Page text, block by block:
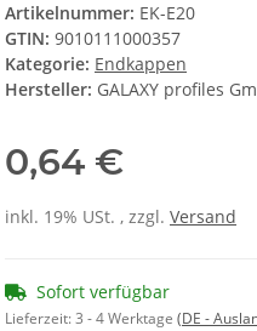
Artikelnummer: EK-E20
GTIN: 9010111000357
Kategorie: Endkappen
Hersteller: GALAXY profiles
0,64 €
inkl. 19% USt. , zzgl. Versand
Sofort verfügbar
Lieferzeit:3 - 4 Werktage (DE -